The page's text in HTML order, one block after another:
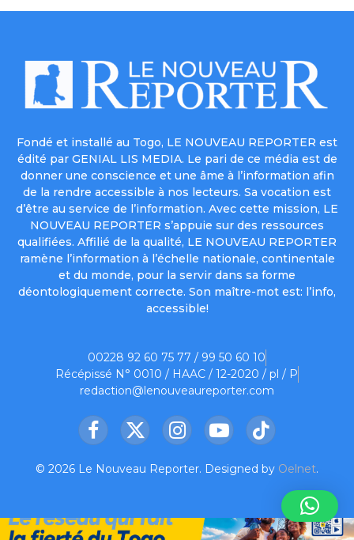
Fondé et installé au Togo, LE NOUVEAU REPORTER est
édité par GENIAL LIS MEDIA. Le pari de ce média est de
donner une conscience et une âme à l’information afin
de la rendre accessible à nos lecteurs. Sa vocation est
d’être au service de l’information. Avec cette mission, LE
NOUVEAU REPORTER s’appuie sur des ressources
qualifiées. Affilié de la qualité, LE NOUVEAU REPORTER
ramène l’information à l’échelle nationale, continentale
et du monde, pour la servir dans sa forme
déontologiquement correcte. Son maître-mot est: l’info,
accessible!
00228 92 60 75 77 / 99 50 60 10
Récépissé N° 0010 / HAAC / 12-2020 / pl / P
redaction@lenouveaureporter.com
Facebook
X
InstagramYouTubeTikTok
© 2026 Le Nouveau Reporter. Designed by Oelnet.